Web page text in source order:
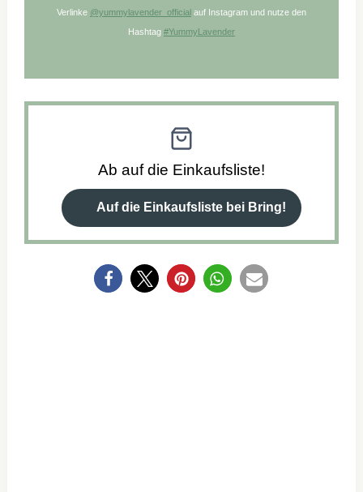
Verlinke @yummylavender_officialauf Instagram und nutze den
Hashtag #YummyLavender
Ab auf die Einkaufsliste!
Auf die Einkaufsliste bei Bring!
0